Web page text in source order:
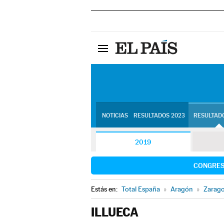
NOTICIAS RESULTADOS 2023
2019
Estás en: Total España » Aragón »
ILLUECA